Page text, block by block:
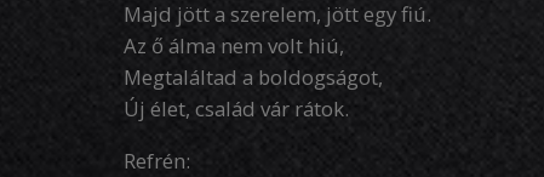
Majd jött a szerelem, jött egy fiú.
Az ő álma nem volt hiú,
Megtaláltad a boldogságot,
Új élet, család vár rátok.
Refrén: